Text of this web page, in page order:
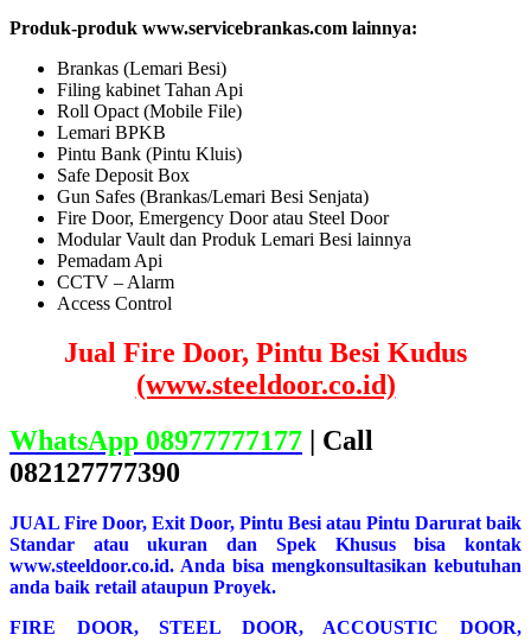
Produk-produk www.servicebrankas.com lainnya:
Brankas (Lemari Besi)
Filing kabinet Tahan Api
Roll Opact (Mobile File)
Lemari BPKB
Pintu Bank (Pintu Kluis)
Safe Deposit Box
Gun Safes (Brankas/Lemari Besi Senjata)
Fire Door, Emergency Door atau Steel Door
Modular Vault dan Produk Lemari Besi lainnya
Pemadam Api
CCTV – Alarm
Access Control
Jual Fire Door, Pintu Besi Kudus
(www.steeldoor.co.id)
WhatsApp 08977777177
| Call
082127777390
JUAL Fire Door, Exit Door, Pintu Besi atau Pintu Darurat baik
Standar atau ukuran dan Spek Khusus bisa kontak
www.steeldoor.co.id. Anda bisa mengkonsultasikan kebutuhan
anda baik retail ataupun Proyek.
FIRE DOOR, STEEL DOOR, ACCOUSTIC DOOR,